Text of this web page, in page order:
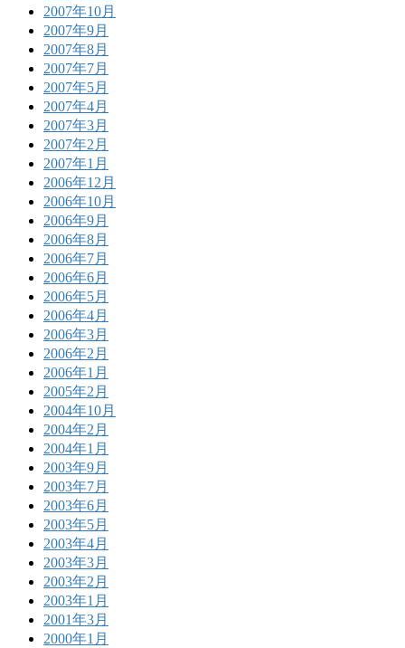
2007年10月
2007年9月
2007年8月
2007年7月
2007年5月
2007年4月
2007年3月
2007年2月
2007年1月
2006年12月
2006年10月
2006年9月
2006年8月
2006年7月
2006年6月
2006年5月
2006年4月
2006年3月
2006年2月
2006年1月
2005年2月
2004年10月
2004年2月
2004年1月
2003年9月
2003年7月
2003年6月
2003年5月
2003年4月
2003年3月
2003年2月
2003年1月
2001年3月
2000年1月